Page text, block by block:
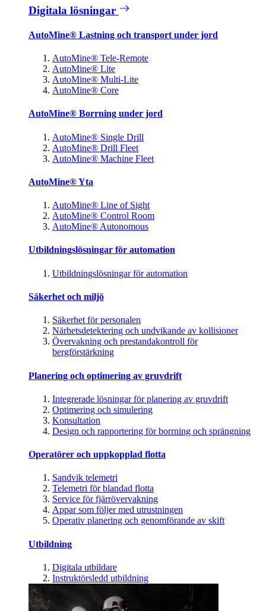
Digitala lösningar
AutoMine® Lastning och transport under jord
AutoMine® Tele-Remote
AutoMine® Lite
AutoMine® Multi-Lite
AutoMine® Core
AutoMine® Borrning under jord
AutoMine® Single Drill
AutoMine® Drill Fleet
AutoMine® Machine Fleet
AutoMine® Yta
AutoMine® Line of Sight
AutoMine® Control Room
AutoMine® Autonomous
Utbildningslösningar för automation
Utbildningslösningar för automation
Säkerhet och miljö
Säkerhet för personalen
Närhetsdetektering och undvikande av kollisioner
Övervakning och prestandakontroll för
bergförstärkning
Planering och optimering av gruvdrift
Integrerade lösningar för planering av gruvdrift
Optimering och simulering
Konsultation
Design och rapportering för borrning och sprängning
Operatörer och uppkopplad flotta
Sandvik telemetri
Telemetri för blandad flotta
Service för fjärrövervakning
Appar som följer med utrustningen
Operativ planering och genomförande av skift
Utbildning
Digitala utbildare
Instruktörsledd utbildning